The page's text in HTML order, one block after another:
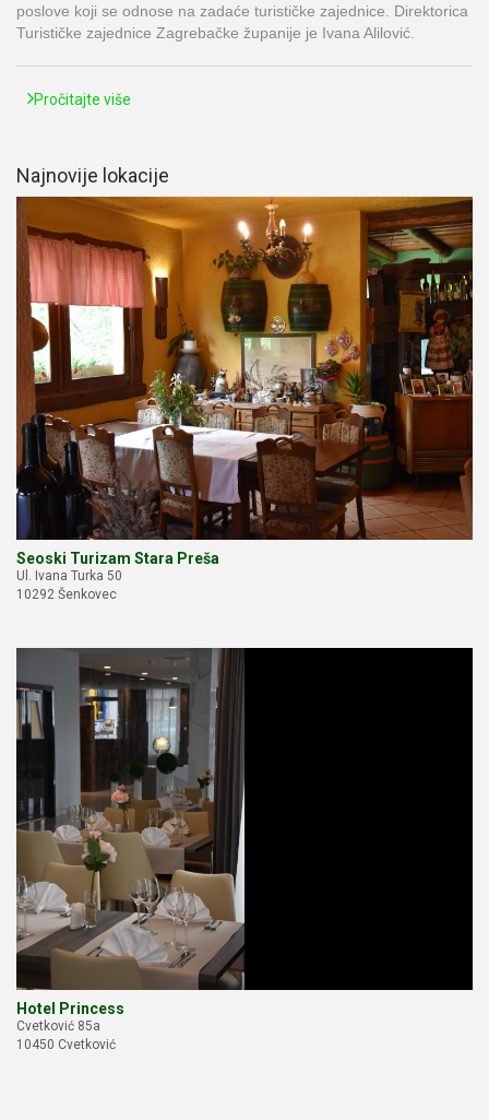
poslove koji se odnose na zadaće turističke zajednice. Direktorica
Turističke zajednice Zagrebačke županije je Ivana Alilović.
Pročitajte više
Najnovije lokacije
Seoski Turizam Stara Preša
Ul. Ivana Turka 50
10292 Šenkovec
Hotel Princess
Cvetković 85a
10450 Cvetković